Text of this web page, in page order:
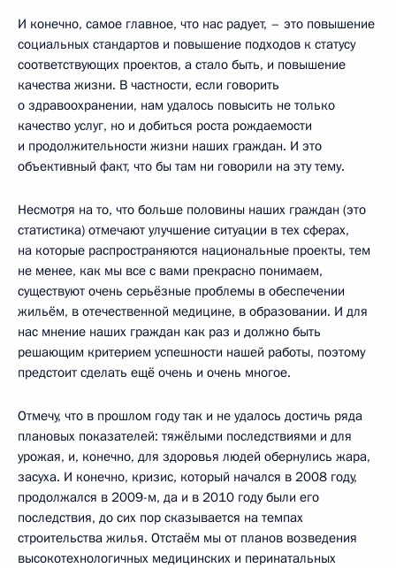
И конечно, самое главное, что нас радует, – это повышение
социальных стандартов и повышение подходов к статусу
соответствующих проектов, а стало быть, и повышение
качества жизни. В частности, если говорить
о здравоохранении, нам удалось повысить не только
качество услуг, но и добиться роста рождаемости
и продолжительности жизни наших граждан. И это
объективный факт, что бы там ни говорили на эту тему.
Несмотря на то, что больше половины наших граждан (это
статистика) отмечают улучшение ситуации в тех сферах,
на которые распространяются национальные проекты, тем
не менее, как мы все с вами прекрасно понимаем,
существуют очень серьёзные проблемы в обеспечении
жильём, в отечественной медицине, в образовании. И для
нас мнение наших граждан как раз и должно быть
решающим критерием успешности нашей работы, поэтому
предстоит сделать ещё очень и очень многое.
Отмечу, что в прошлом году так и не удалось достичь ряда
плановых показателей: тяжёлыми последствиями и для
урожая, и, конечно, для здоровья людей обернулись жара,
засуха. И конечно, кризис, который начался в 2008 году,
продолжался в 2009-м, да и в 2010 году были его
последствия, до сих пор сказывается на темпах
строительства жилья. Отстаём мы от планов возведения
высокотехнологичных медицинских и перинатальных